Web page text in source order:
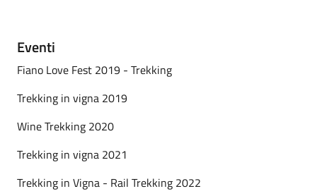
Eventi
Fiano Love Fest 2019 - Trekking
Trekking in vigna 2019
Wine Trekking 2020
Trekking in vigna 2021
Trekking in Vigna - Rail Trekking 2022